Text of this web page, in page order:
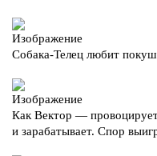
Собака-Телец любит
Как Вектор — провоцирует
и зарабатывает. Спор